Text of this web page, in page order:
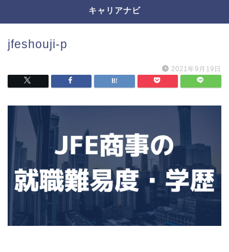
キャリアナビ
jfeshouji-p
2021年9月19日